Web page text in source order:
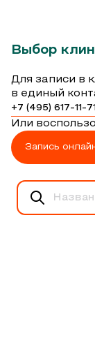
Выбор
Для записи в
в единый
+7 (495) 617-11-71
Или
Запись